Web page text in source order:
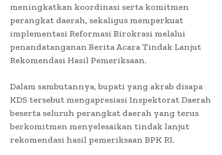
meningkatkan koordinasi serta komitmen
perangkat daerah, sekaligus memperkuat
implementasi Reformasi Birokrasi melalui
penandatanganan Berita Acara Tindak Lanjut
Rekomendasi Hasil Pemeriksaan.
Dalam sambutannya, bupati yang akrab disapa
KDS tersebut mengapresiasi Inspektorat Daerah
beserta seluruh perangkat daerah yang terus
berkomitmen menyelesaikan tindak lanjut
rekomendasi hasil pemeriksaan BPK RI.